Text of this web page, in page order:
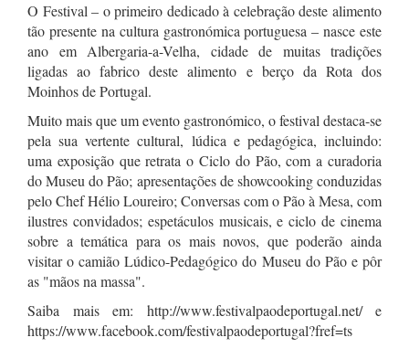
O Festival – o primeiro dedicado à celebração deste alimento
tão presente na cultura gastronómica portuguesa – nasce este
ano em Albergaria-a-Velha, cidade de muitas tradições
ligadas ao fabrico deste alimento e berço da Rota dos
Moinhos de Portugal.
Muito mais que um evento gastronómico, o festival destaca-se
pela sua vertente cultural, lúdica e pedagógica, incluindo:
uma exposição que retrata o Ciclo do Pão, com a curadoria
do Museu do Pão; apresentações de showcooking conduzidas
pelo Chef Hélio Loureiro; Conversas com o Pão à Mesa, com
ilustres convidados; espetáculos musicais, e ciclo de cinema
sobre a temática para os mais novos, que poderão ainda
visitar o camião Lúdico-Pedagógico do Museu do Pão e pôr
as "mãos na massa".
Saiba mais em: http://www.festivalpaodeportugal.net/ e
https://www.facebook.com/festivalpaodeportugal?fref=ts